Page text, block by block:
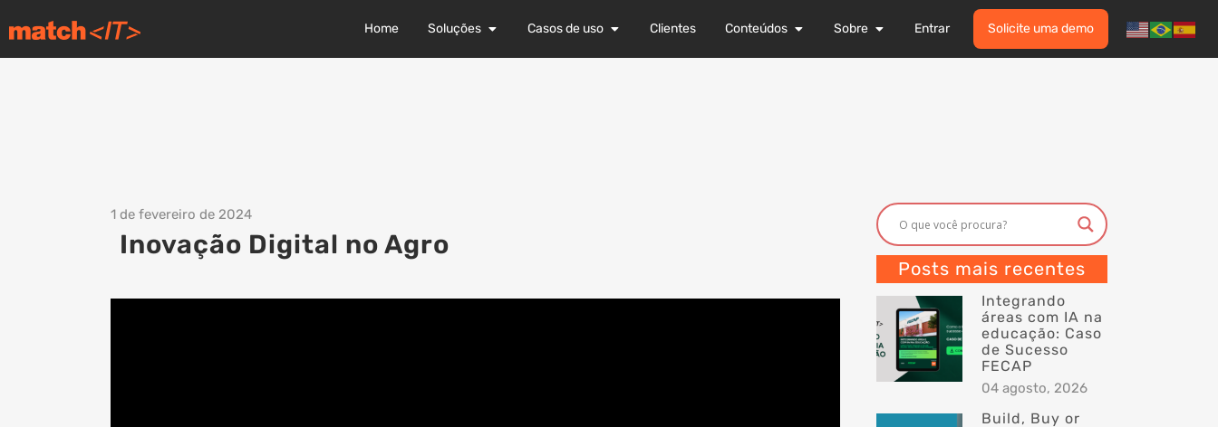
Home Soluções Casos de uso Clientes Conteúdos Sobre Entrar Solicite uma demo
1 de fevereiro de 2024
Inovação Digital no Agro
Posts mais recentes
Integrando
áreas com IA na
educação: Caso
de Sucesso
FECAP
04 agosto, 2026
Build, Buy or